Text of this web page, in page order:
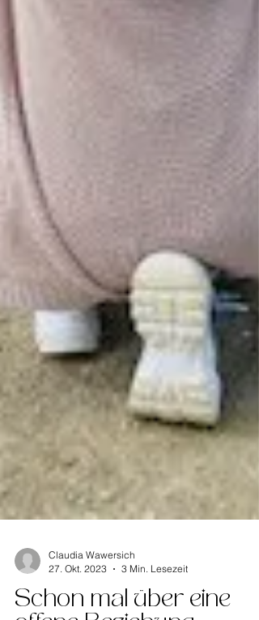
Claudia Wawersich
27. Okt. 2023
3 Min. Lesezeit